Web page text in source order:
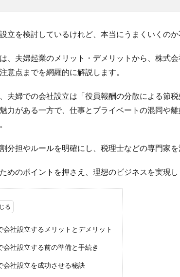
立を検討しているけれど、本当にうまくいくの
、夫婦起業のメリット・デメリットから、株式
意点までを網羅的に解説します。
夫婦での会社設立は「役員報酬の分散による節
力がある一方で、仕事とプライベートの混同や
分担やルールを明確にし、税理士などの専門家を
めのポイントを押さえ、理想のビジネスを実現し
会社設立するメリットとデメリット
会社設立する前の準備と手続き
会社設立を成功させる秘訣